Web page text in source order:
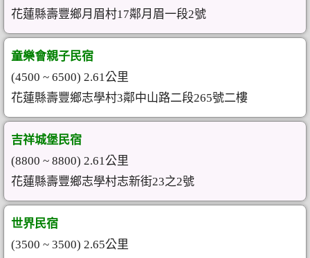
花蓮縣壽豐鄉月眉村17鄰月眉一段2號
童樂會親子民宿
(4500 ~ 6500) 2.61公里
花蓮縣壽豐鄉志學村3鄰中山路二段265號二樓
吉祥城堡民宿
(8800 ~ 8800) 2.61公里
花蓮縣壽豐鄉志學村志新街23之2號
世界民宿
(3500 ~ 3500) 2.65公里